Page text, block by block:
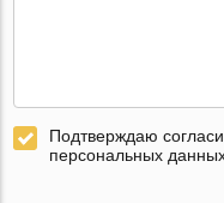
Подтверждаю
персональных